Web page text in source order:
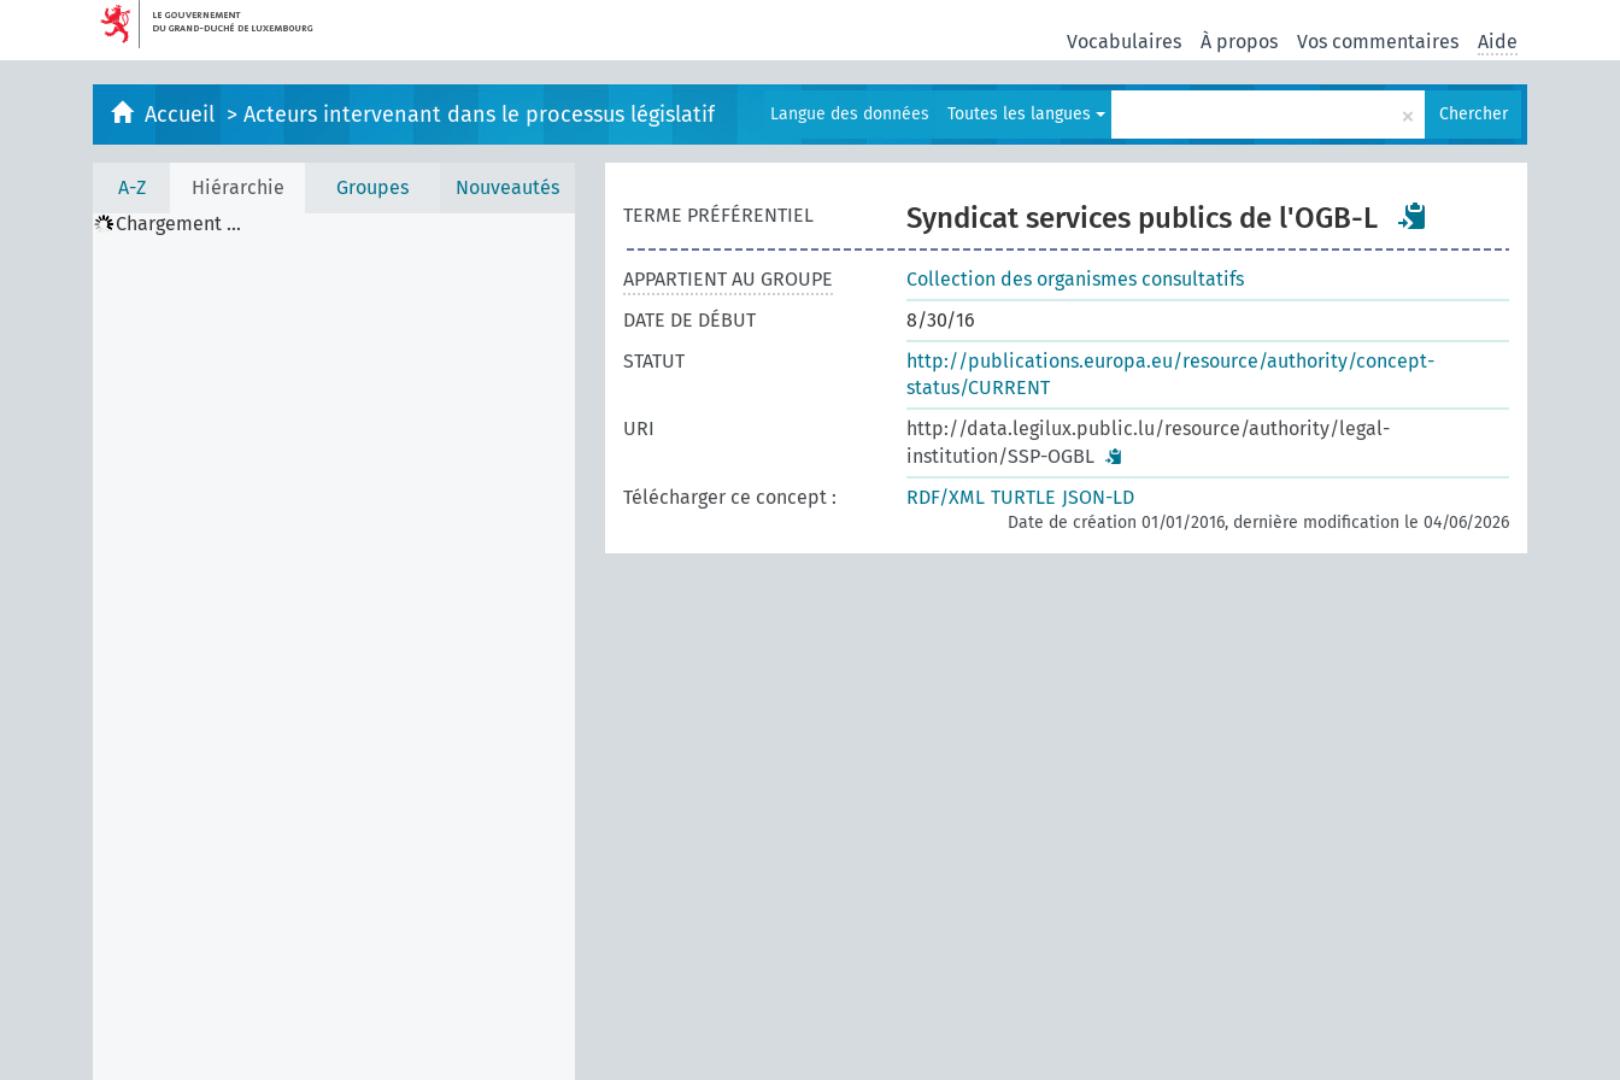
Vocabulaires À propos Vos commentaires Aide
Accueil > Acteurs intervenant dans le processus législatif Langue des données Toutes les langues × Chercher
A-Z Hiérarchie Groupes
Nouveautés
Chargement ...
TERME PRÉFÉRENTIEL Syndicat services publics de l'OGB-L
APPARTIENT AU GROUPE
Collection des organismes consultatifs
DATE DE DÉBUT
8/30/16
STATUT
http://publications.europa.eu/resource/authority/concept-
status/CURRENT
URI
http://data.legilux.public.lu/resource/authority/legal-
institution/SSP-OGBL
Télécharger ce concept :
RDF/XML TURTLE JSON-LD
Date de création 01/01/2016, dernière modification le 04/06/2026